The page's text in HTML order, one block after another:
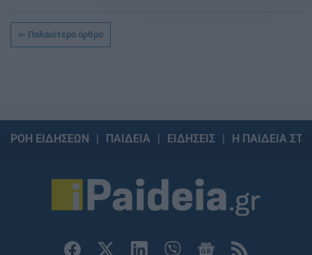
Παλαιότερα άρθρα
ΡΟΗ ΕΙΔΗΣΕΩΝ ΠΑΙΔΕΙΑ ΕΙΔΗΣΕΙΣ Η ΠΑΙΔΕΙΑ